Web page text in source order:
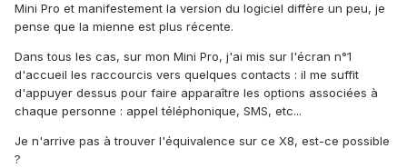
Mini Pro et manifestement la version du logiciel diffère un peu, je
pense que la mienne est plus récente.
Dans tous les cas, sur mon Mini Pro, j'ai mis sur l'écran n°1
d'accueil les raccourcis vers quelques contacts : il me suffit
d'appuyer dessus pour faire apparaître les options associées à
chaque personne : appel téléphonique, SMS, etc...
Je n'arrive pas à trouver l'équivalence sur ce X8, est-ce possible
?